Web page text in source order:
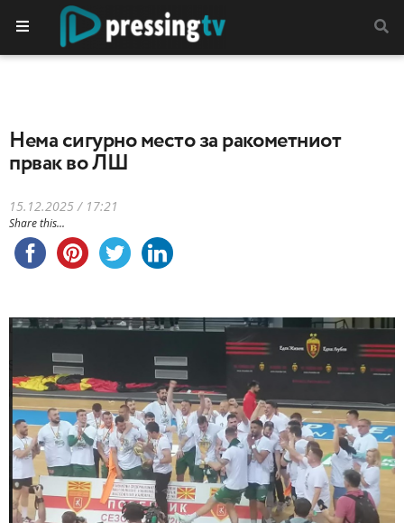
Нема сигурно место за ракометниот
првак во ЛШ
15.12.2025 / 17:21
Share this...